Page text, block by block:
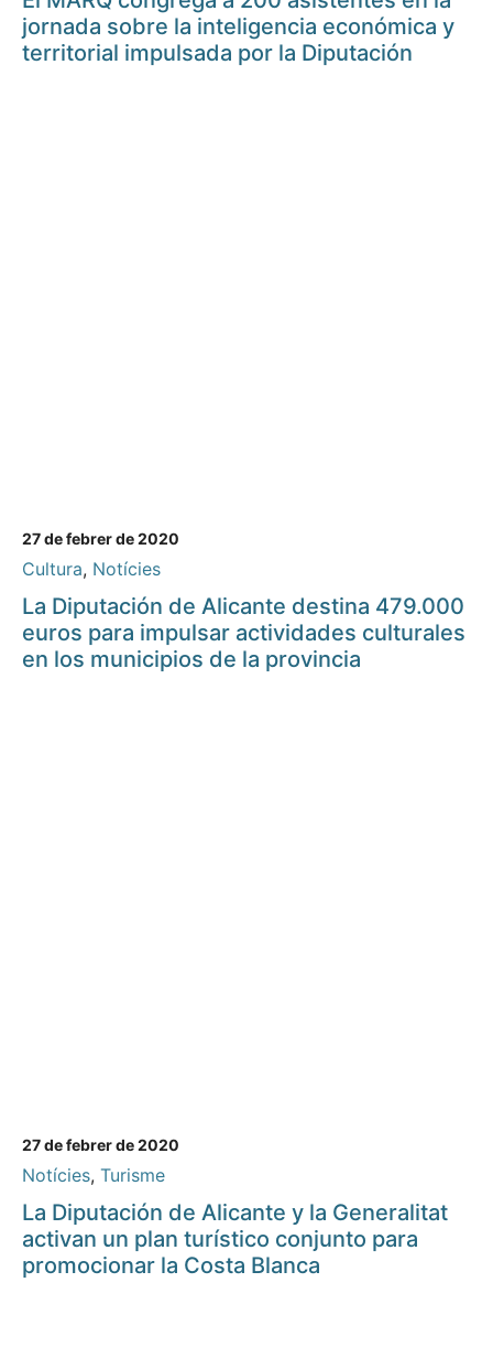
jornada sobre la inteligencia económica y
territorial impulsada por la Diputación
27 de febrer de 2020
Cultura, Notícies
La Diputación de Alicante destina 479.000
euros para impulsar actividades culturales
en los municipios de la provincia
27 de febrer de 2020
Notícies, Turisme
La Diputación de Alicante y la Generalitat
activan un plan turístico conjunto para
promocionar la Costa Blanca